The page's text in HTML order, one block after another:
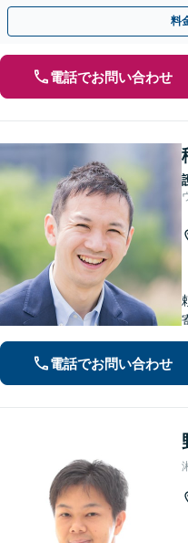
査もお任せください。【夜間や休
料
電話でお問い合わせ
電話でお問い合わせ